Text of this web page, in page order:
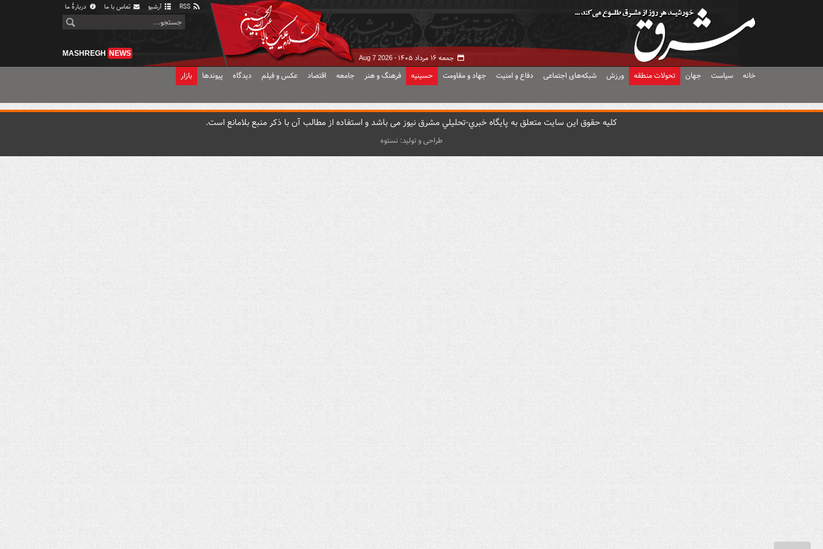
آرشیو تماس با ما دربارهٔ ما
جمعه ۱۶ مرداد ۱۴۰۵ - Aug 7 2026
MASHREGH NEWS
خانه سیاست جهان تحولات منطقه ورزش شبکه‌های اجتماعی دفاع و امنیت جهاد و مقاومت حسینیه فرهنگ و هنر جامعه اقتصاد عکس و فیلم دیدگاه پیوندها بازار
کليه حقوق اين سايت متعلق به پایگاه خبري-تحليلي مشرق نيوز می باشد و استفاده از مطالب آن با ذکر منبع بلامانع است.
طراحی و تولید: نستوه